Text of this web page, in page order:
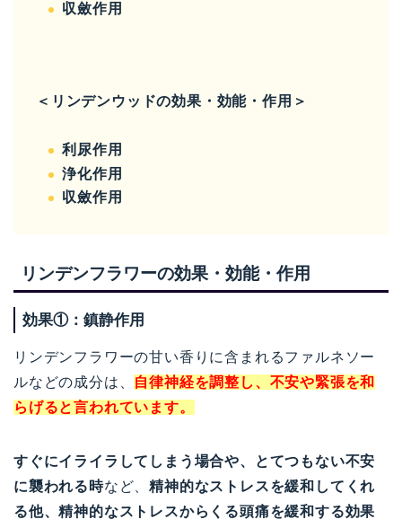
収斂作用
＜リンデンウッドの効果・効能・作用＞
利尿作用
浄化作用
収斂作用
リンデンフラワーの効果・効能・作用
効果①：鎮静作用
リンデンフラワーの甘い香りに含まれるファルネソー
ルなどの成分は、 自律神経を調整し、不安や緊張を和
らげると言われています。
すぐにイライラしてしまう場合や、とてつもない不安
に襲われる時など、精神的なストレスを緩和してくれ
る他、精神的なストレスからくる頭痛を緩和する効果